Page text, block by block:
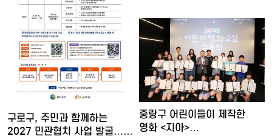
구로구, 주민과 함께하는
2027 민관협치 사업 발굴……
중랑구 어린이들이 제작한
영화 <지아>